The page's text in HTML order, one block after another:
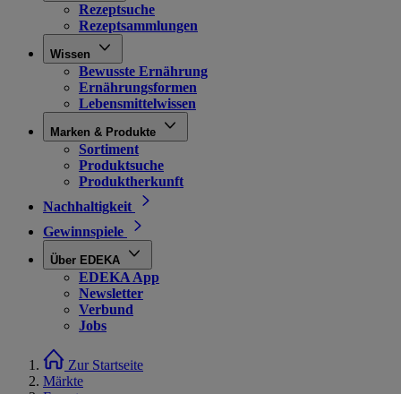
Rezeptsuche
Rezeptsammlungen
Wissen
Bewusste Ernährung
Ernährungsformen
Lebensmittelwissen
Marken & Produkte
Sortiment
Produktsuche
Produktherkunft
Nachhaltigkeit
Gewinnspiele
Über EDEKA
EDEKA App
Newsletter
Verbund
Jobs
Zur Startseite
Märkte